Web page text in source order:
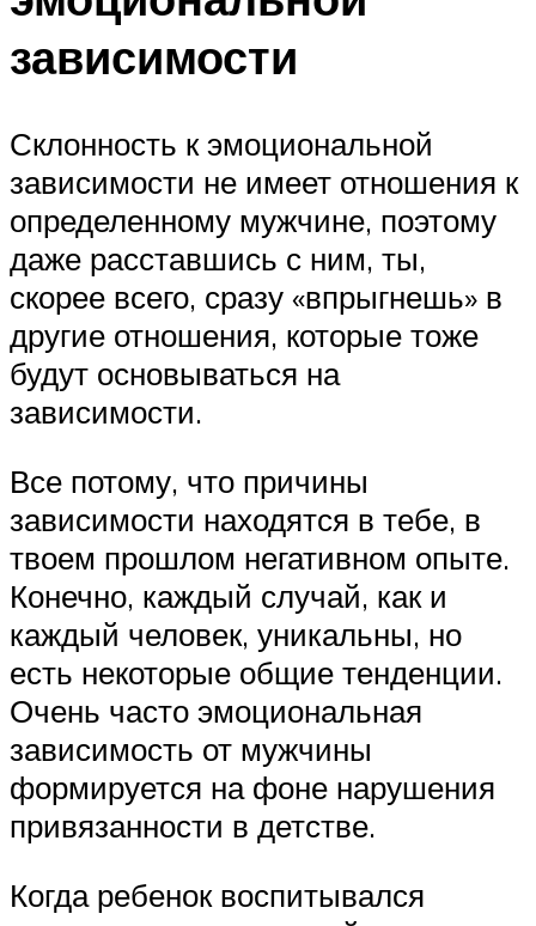
зависимости
Склонность к эмоциональной
зависимости не имеет отношения к
определенному мужчине, поэтому
даже расставшись с ним, ты,
скорее всего, сразу «впрыгнешь» в
другие отношения, которые тоже
будут основываться на
зависимости.
Все потому, что причины
зависимости находятся в тебе, в
твоем прошлом негативном опыте.
Конечно, каждый случай, как и
каждый человек, уникальны, но
есть некоторые общие тенденции.
Очень часто эмоциональная
зависимость от мужчины
формируется на фоне нарушения
привязанности в детстве.
Когда ребенок воспитывался